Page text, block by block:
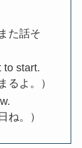
た話そ
to start.
るよ。）
ね。）